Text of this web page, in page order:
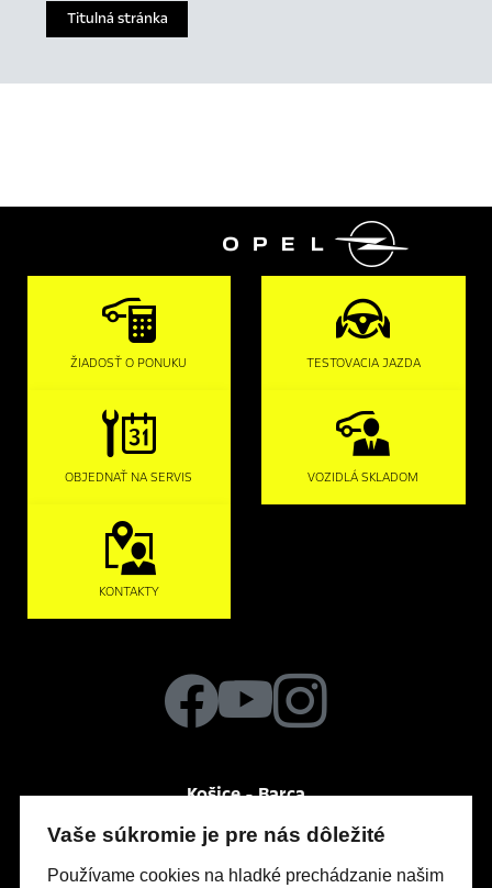
Titulná stránka

ŽIADOSŤ O PONUKU TESTOVACIA JAZDA
OBJEDNAŤ NA SERVIS VOZIDLÁ SKLADOM
KONTAKTY
Košice - Barca
Vaše súkromie je pre nás dôležité
Používame cookies na hladké prechádzanie našim